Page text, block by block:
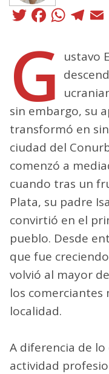
Twitter
G
ustavo
sin embargo, su
transformó en
ciudad del
comenzó a
cuando tras un
Plata, su padre
convirtió en el
pueblo. Desde
que fue
volvió al mayor
los comerciantes
localidad.
A diferencia de
actividad